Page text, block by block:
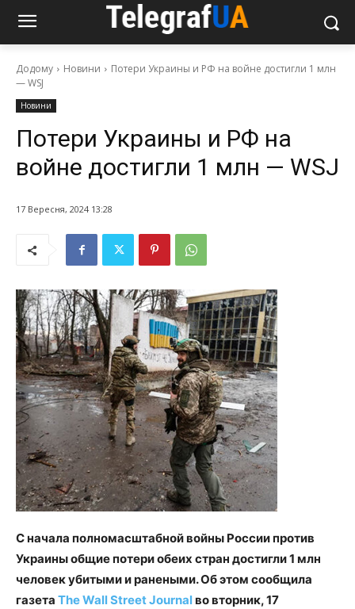
Додому Новини
Потери Украины и РФ на войне достигли 1 млн
— WSJ
Новини
Потери Украины и РФ на
войне достигли 1 млн — WSJ
17 Вересня, 2024 13:28
С начала полномасштабной войны России против
Украины общие потери обеих стран достигли 1 млн
человек убитыми и ранеными. Об этом сообщила
газета The Wall Street Journalво вторник, 17